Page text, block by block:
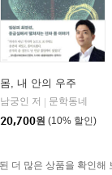
몸, 내 안의 우주
남궁인 저
문학동네
20,700원 (10% 할인)
더 많은 상품을 확인해